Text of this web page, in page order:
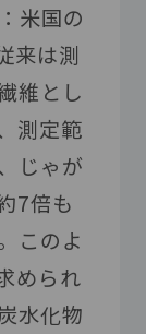
：米国の
来は測
維とし
測定範
じゃが
7倍も
このよ
められ
水化物